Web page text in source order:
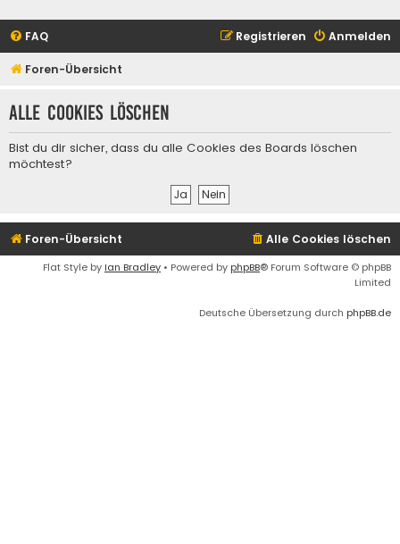
FAQ Anmelden
Registrieren
Foren-Übersicht
Alle Cookies löschen
Bist du dir sicher, dass du alle Cookies des Boards löschen
möchtest?
Foren-Übersicht Alle Cookies löschen
Flat Style by Ian Bradley • Powered by phpBB® Forum Software © phpBB
Limited
Deutsche Übersetzung durch phpBB.de